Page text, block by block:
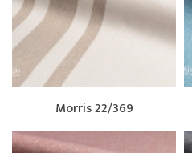
Morris 22/369